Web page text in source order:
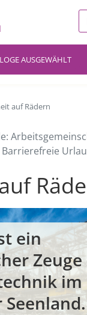
AUSGEWÄHLT
auf Rädern
Barrierefreie
ein
im